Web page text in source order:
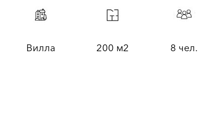
Вилла 200 м2 8 чел.